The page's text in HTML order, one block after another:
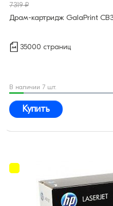
7319 ₽
Драм-картридж GalaPrint
35000 страниц
В наличии 7 шт.
Купить